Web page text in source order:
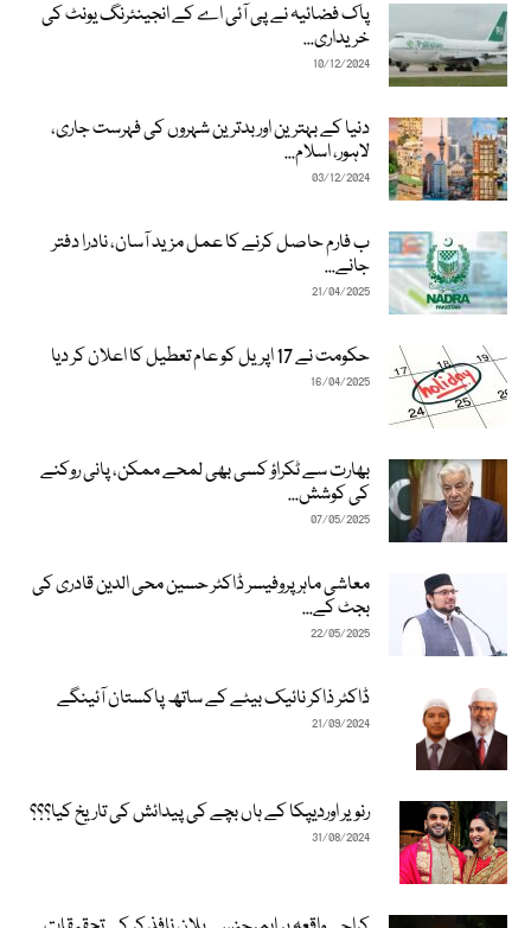
پاک فضائیہ نے پی آئی اے کے انجینئرنگ یونٹ کی
خریداری...
10/12/2024
دنیا کے بہترین اور بدترین شہروں کی فہرست جاری،
لاہور، اسلام...
03/12/2024
ب فارم حاصل کرنے کا عمل مزید آسان، نادرا دفتر
جانے...
21/04/2025
حکومت نے 17 اپریل کو عام تعطیل کا اعلان کر دیا
16/04/2025
بھارت سے ٹکراؤ کسی بھی لمحے ممکن، پانی روکنے
کی کوشش...
07/05/2025
معاشی ماہر پروفیسر ڈاکٹر حسین محی الدین قادری کی
بجٹ کے...
22/05/2025
ڈاکٹر ذاکر نائیک بیٹے کے ساتھ پاکستان آئینگے
21/09/2024
رنویر اوردیپکا کے ہاں بچے کی پیدائش کی تاریخ کیا؟؟؟
31/08/2024